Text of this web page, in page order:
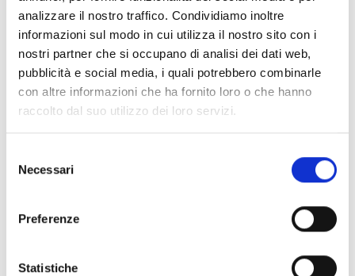
analizzare il nostro traffico. Condividiamo inoltre
informazioni sul modo in cui utilizza il nostro sito con i
nostri partner che si occupano di analisi dei dati web,
pubblicità e social media, i quali potrebbero combinarle
con altre informazioni che ha fornito loro o che hanno
raccolto dal suo utilizzo dei loro servizi.
delNecessari
Preferenze
Statistiche
Spedizione Gratuita
Specifiche Tecniche
Marchio
Codice